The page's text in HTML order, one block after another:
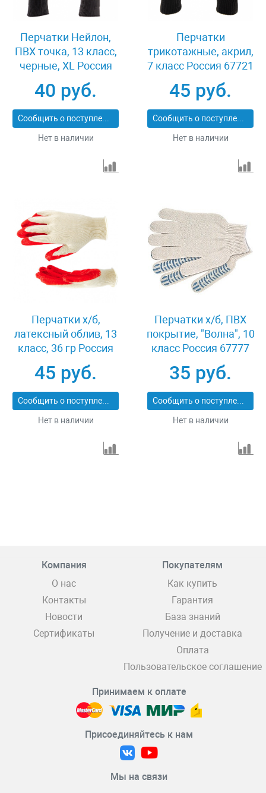
Перчатки Нейлон,
ПВХ точка, 13 класс,
черные, XL Россия
40 руб.
Сообщить о поступлении
Нет в наличии
Перчатки
трикотажные, акрил,
7 класс Россия 67721
45 руб.
Сообщить о поступлении
Нет в наличии
Перчатки х/б,
латексный облив, 13
класс, 36 гр Россия
45 руб.
Сообщить о поступлении
Нет в наличии
Перчатки х/б, ПВХ
покрытие, "Волна", 10
класс Россия 67777
35 руб.
Сообщить о поступлении
Нет в наличии
Компания
О нас
Контакты
Новости
Сертификаты
Покупателям
Как купить
Гарантия
База знаний
Получение и доставка
Оплата
Пользовательское соглашение
Принимаем к оплате
Присоединяйтесь к нам
Мы на связи